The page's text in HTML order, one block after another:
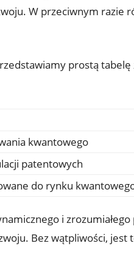
W przeciwnym razie
prostą
kwantowego
patentowych
do rynku
i
Bez wątpliwości, jest